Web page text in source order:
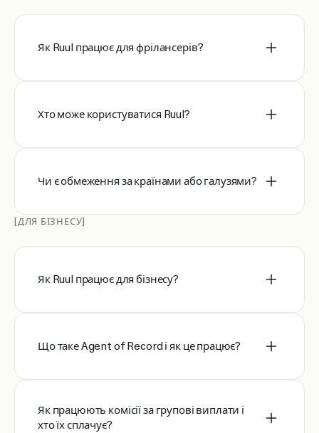
Як Ruul працює для фрілансерів?
Хто може користуватися Ruul?
Чи є обмеження за країнами або галузями?
[ДЛЯ БІЗНЕСУ]
Як Ruul працює для бізнесу?
Що таке Agent of Record і як це працює?
Як працюють комісії за групові виплати і
хто їх сплачує?